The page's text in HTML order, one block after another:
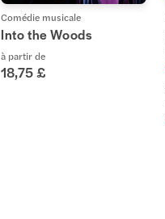
Comédie musicale
Into the Woods
à partir de
18,75 £